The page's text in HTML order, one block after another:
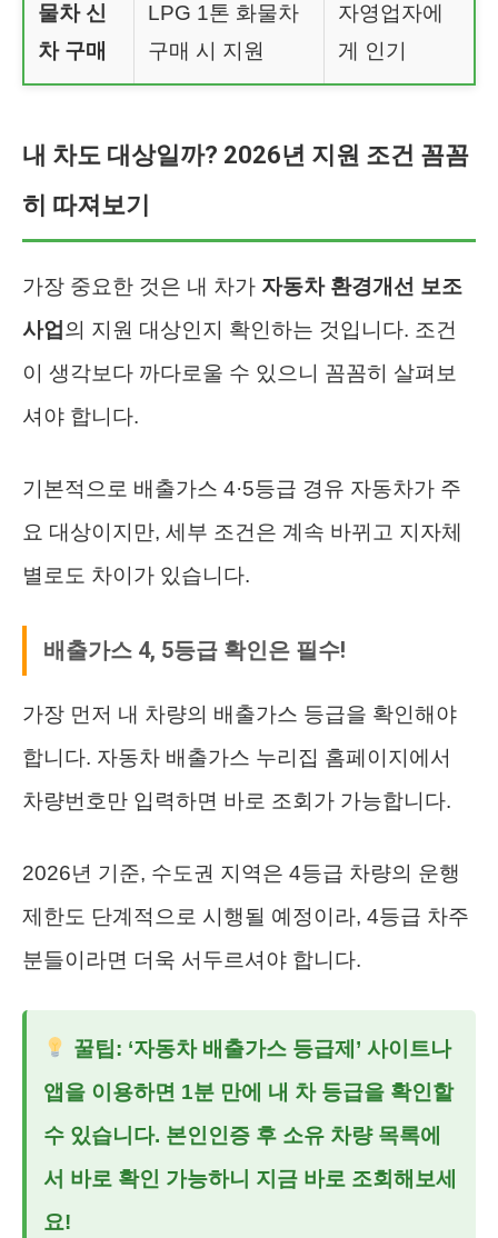
물차 신
차 구매
LPG 1톤 화물차
구매 시 지원
자영업자에
게 인기
내 차도 대상일까? 2026년 지원 조건 꼼꼼
히 따져보기
가장 중요한 것은 내 차가 자동차 환경개선 보조
사업 의 지원 대상인지 확인하는 것입니다. 조건
이 생각보다 까다로울 수 있으니 꼼꼼히 살펴보
셔야 합니다.
기본적으로 배출가스 4·5등급 경유 자동차가 주
요 대상이지만, 세부 조건은 계속 바뀌고 지자체
별로도 차이가 있습니다.
배출가스 4, 5등급 확인은 필수!
가장 먼저 내 차량의 배출가스 등급을 확인해야
합니다. 자동차 배출가스 누리집 홈페이지에서
차량번호만 입력하면 바로 조회가 가능합니다.
2026년 기준, 수도권 지역은 4등급 차량의 운행
제한도 단계적으로 시행될 예정이라, 4등급 차주
분들이라면 더욱 서두르셔야 합니다.
꿀팁: ‘자동차 배출가스 등급제’ 사이트나
앱을 이용하면 1분 만에 내 차 등급을 확인할
수 있습니다. 본인인증 후 소유 차량 목록에
서 바로 확인 가능하니 지금 바로 조회해보세
요!